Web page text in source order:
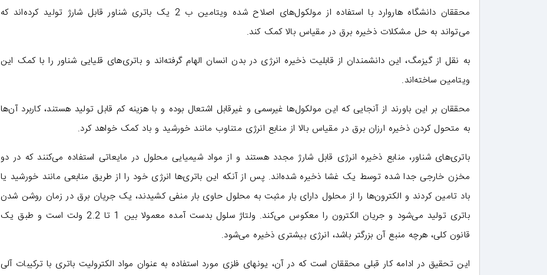
محققان دانشگاه هاروارد با استفاده از مولکول‌های اصلاح شده ویتامین ب 2 یک باتری شناور قابل شارژ تولید کرده‌اند که
می‌تواند به حل مشکلات ذخیره برق در مقیاس بالا کمک کند.
به نقل از گیزمگ، این دانشمندان از قابلیت ذخیره انرژی در بدن انسان الهام گرفته‌اند و باتری‌های قلیایی شناور را با کمک این
ویتامین ساخته‌اند.
محققان بر این باورند از آنجایی که این مولکول‌ها غیرسمی و غیرقابل اشتعال بوده و با هزینه کم قابل تولید هستند، کاربرد آن‌ها
به متحول کردن ذخیره ارزان برق در مقیاس بالا از منابع انرژی متناوب مانند خورشید و باد کمک خواهد کرد.
باتری‌های شناور، منابع ذخیره انرژی قابل شارژ مجدد هستند و از مواد شیمیایی محلول در مایعاتی استفاده می‌کنند که در دو
مخزن خارجی جدا شده توسط یک غشا ذخیره شده‌اند. پس از آنکه این باتری‌ها انرژی خود را از طریق منابعی مانند خورشید یا
باد تامین کردند و الکترون‌ها را از محلول دارای بار مثبت به محلول حاوی بار منفی کشیدند، یک جریان برق در زمان روشن شدن
باتری تولید می‌شود و جریان الکترون را معکوس می‌کند. ولتاژ سلول بدست آمده معمولا بین 1 تا 2.2 ولت است و طبق یک
قانون کلی، هرچه منبع آن بزرگتر باشد، انرژی بیشتری ذخیره می‌شود.
این تحقیق در ادامه کار قبلی محققان است که در آن، یونهای فلزی مورد استفاده به عنوان مواد الکترولیت باتری با ترکیبات آلی